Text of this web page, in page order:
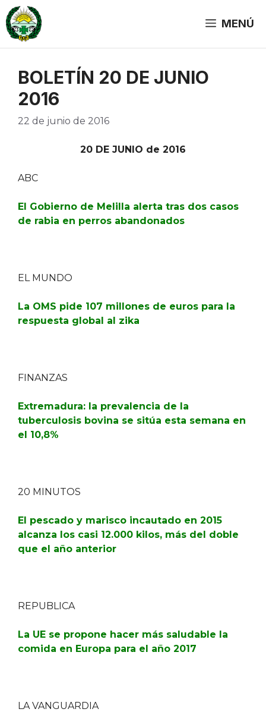
Saltar
al
contenido
MENÚ
BOLETÍN 20 DE JUNIO
2016
22 de junio de 2016
20 DE JUNIO de 2016
ABC
El Gobierno de Melilla alerta tras dos casos
de rabia en perros abandonados
EL MUNDO
La OMS pide 107 millones de euros para la
respuesta global al zika
FINANZAS
Extremadura: la prevalencia de la
tuberculosis bovina se sitúa esta semana en
el 10,8%
20 MINUTOS
El pescado y marisco incautado en 2015
alcanza los casi 12.000 kilos, más del doble
que el año anterior
REPUBLICA
La UE se propone hacer más saludable la
comida en Europa para el año 2017
LA VANGUARDIA